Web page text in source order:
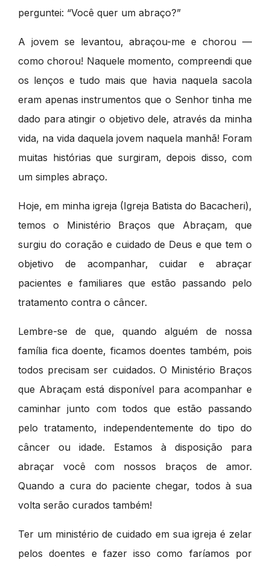
perguntei: “Você quer um abraço?”
A jovem se levantou, abraçou-me e chorou —
como chorou! Naquele momento, compreendi que
os lenços e tudo mais que havia naquela sacola
eram apenas instrumentos que o Senhor tinha me
dado para atingir o objetivo dele, através da minha
vida, na vida daquela jovem naquela manhã! Foram
muitas histórias que surgiram, depois disso, com
um simples abraço.
Hoje, em minha igreja (Igreja Batista do Bacacheri),
temos o Ministério Braços que Abraçam, que
surgiu do coração e cuidado de Deus e que tem o
objetivo de acompanhar, cuidar e abraçar
pacientes e familiares que estão passando pelo
tratamento contra o câncer.
Lembre-se de que, quando alguém de nossa
família fica doente, ficamos doentes também, pois
todos precisam ser cuidados. O Ministério Braços
que Abraçam está disponível para acompanhar e
caminhar junto com todos que estão passando
pelo tratamento, independentemente do tipo do
câncer ou idade. Estamos à disposição para
abraçar você com nossos braços de amor.
Quando a cura do paciente chegar, todos à sua
volta serão curados também!
Ter um ministério de cuidado em sua igreja é zelar
pelos doentes e fazer isso como faríamos por